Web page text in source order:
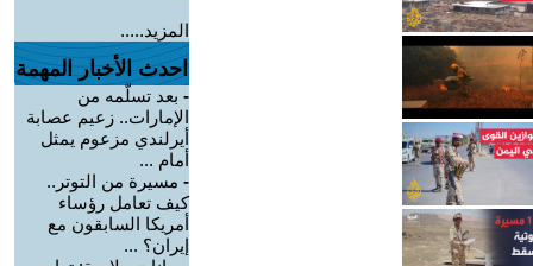
المزيد.....
احدث الأخبار المهمة
- بعد تسلّمه من
الإمارات.. زعيم عصابة
أيرلندي مزعوم يمثل
أمام ...
- مسيرة من التوتر..
كيف تعامل رؤساء
أمريكا السابقون مع
إيران؟ ...